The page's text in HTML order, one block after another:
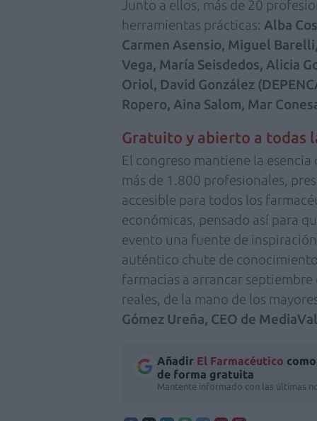
Junto a ellos, más de 20
herramientas prácticas: Alba
Carmen Asensio, Miguel
Vega, María Seisdedos, Alicia
Oriol, David González
Ropero, Aina Salom, Mar
Gratuito y abierto a todas
El congreso mantiene la
más de 1.800 profesionales,
accesible para todos los
económicas, pensado así para
evento una fuente de
auténtico chute de
farmacias a arrancar
reales, de la mano de los
Gómez Ureña, CEO de
Añadir El Farmacéutico
de forma gratuita
Mantente informado con las últimas